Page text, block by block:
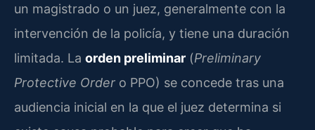
un magistrado o un juez, generalmente con la
intervención de la policía, y tiene una duración
limitada. La orden preliminar (Preliminary
Protective Order o PPO) se concede tras una
audiencia inicial en la que el juez determina si